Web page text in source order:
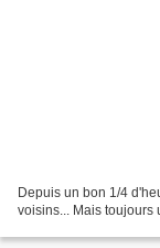
Depuis un bon 1/4
voisins... Mais